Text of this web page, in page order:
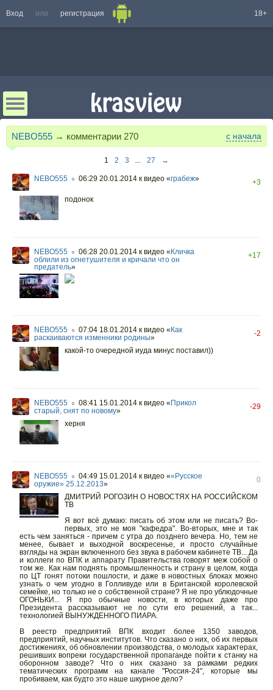
Вход или регистрация 18+
NEBO555 → комментарии 270 с начала
1 2 3 ... 27 →
NEBO555 ○ 06:29 20.01.2014 к видео «грабеж»
+3
подонок
NEBO555 ○ 06:28 20.01.2014 к видео « Кличка
облили из огнетушителя и кричали что он
предатель»
+17
NEBO555 ○ 07:04 18.01.2014 к видео « Как
раскаиваются изменники родины»
-2
какой-то очередной иуда минус поставил))
NEBO555 ○ 08:41 15.01.2014 к видео « Прикол
старый, снят по новому»
-29
херня
NEBO555 ○ 04:49 15.01.2014 к видео ««Русское
оружие» 25.12.2013»
0
ДМИТРИЙ РОГОЗИН О НОВОСТЯХ НА РОССИЙСКОМ
ТВ
Я вот всё думаю: писать об этом или не писать? Во-
первых, это не моя "кафедра". Во-вторых, мне и так
есть чем заняться - причем с утра до позднего вечера. Но, тем не
менее, бывает и выходной воскресенье, и просто случайные
взгляды на экран включенного без звука в рабочем кабинете ТВ... Да
и коллеги по ВПК и аппарату Правительства говорят меж собой о
том же. Как нам поднять промышленность и страну в целом, когда
по ЦТ гонят потоки пошлости, и даже в новостных блоках можно
узнать о чем угодно в Голливуде или в Британской королевской
семейке, но только не о собственной стране? Я не про ублюдочные
ОГОНЬКИ... Я про обычные новости, в которых даже про
Президента рассказывают не по сути его решений, а так...
технологией ВЫНУЖДЕННОГО ПИАРА.
В реестр предприятий ВПК входит более 1350 заводов,
предприятий, научных институтов. Что сказано о них, об их первых
достижениях, об обновлении производства, о молодых характерах,
решивших вопреки государственной пропаганде пойти к станку на
оборонном заводе? Что о них сказано за рамками редких
тематических программ на канале "Россия-24", которые мы
пробиваем, как будто это наше шкурное дело?